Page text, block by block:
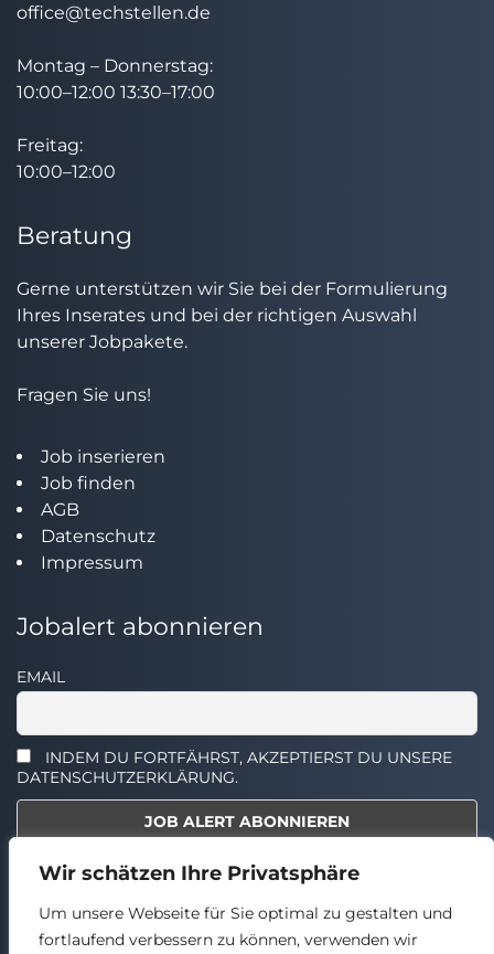
Wir schätzen Ihre Privatsphäre
Um unsere Webseite für Sie optimal zu gestalten und
fortlaufend verbessern zu können, verwenden wir
office@techstellen.de
Montag – Donnerstag:
10:00–12:00 13:30–17:00
Freitag:
10:00–12:00
Beratung
Gerne unterstützen wir Sie bei der Formulierung
Ihres Inserates und bei der richtigen Auswahl
unserer Jobpakete.
Fragen Sie uns!
Job inserieren
Job finden
AGB
Datenschutz
Impressum
Jobalert abonnieren
EMAIL
INDEM DU FORTFÄHRST, AKZEPTIERST DU UNSERE
DATENSCHUTZERKLÄRUNG.
Select the widget you want to show.